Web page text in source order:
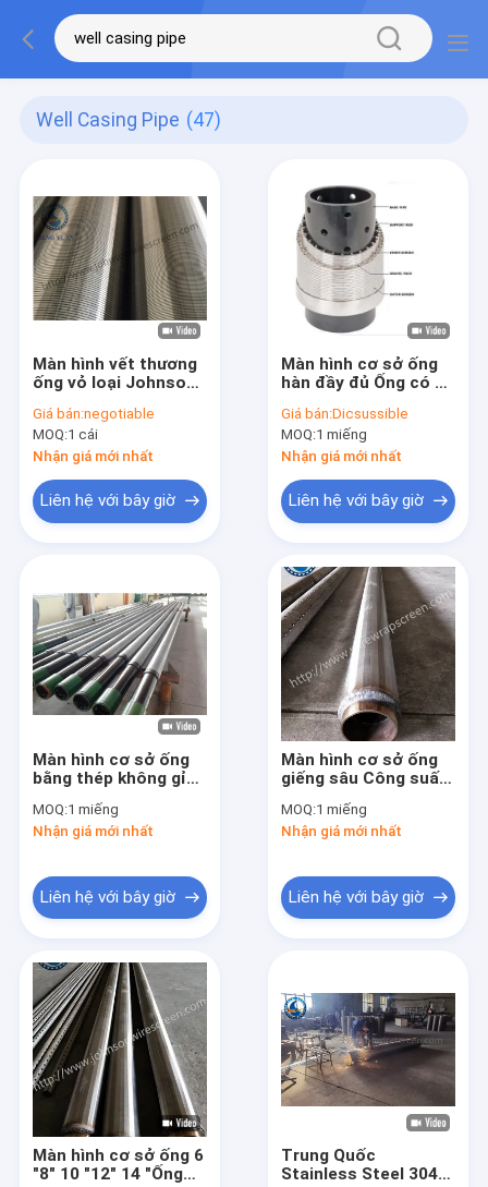
Well Casing Pipe (47)
Màn hình vết thương
ống vỏ loại Johnson
nước
Giá bán:negotiable
MOQ:1 cái
Nhận giá mới nhất
Liên hệ với bây giờ
Màn hình cơ sở ống
hàn đầy đủ Ống có vỏ
ren
Giá bán:Dicsussible
MOQ:1 miếng
Nhận giá mới nhất
Liên hệ với bây giờ
Màn hình cơ sở ống
bằng thép không gỉ
địa nhiệt hiệu quả
cao
MOQ:1 miếng
Nhận giá mới nhất
Liên hệ với bây giờ
Màn hình cơ sở ống
giếng sâu Công suất
kính ngoài 114mm
MOQ:1 miếng
Nhận giá mới nhất
Liên hệ với bây giờ
Màn hình cơ sở ống 6
"8" 10 "12" 14 "Ống
Trung Quốc
Stainless Steel 304